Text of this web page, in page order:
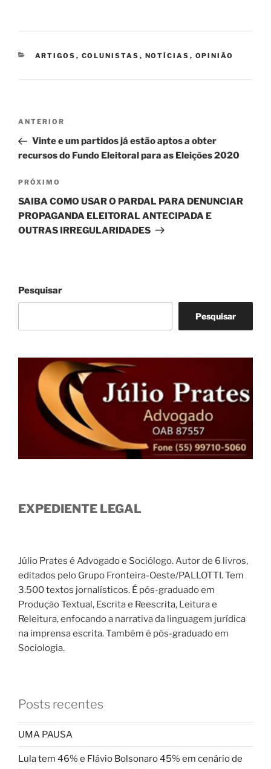
CATEGORIAS
ARTIGOS , COLUNISTAS , NOTÍCIAS , OPINIÃO
Navegação
Post
Post
anterior
ANTERIOR
Vinte e um partidos já estão aptos a obter
recursos do Fundo Eleitoral para as Eleições 2020
Próximo
post
PRÓXIMO
SAIBA COMO USAR O PARDAL PARA DENUNCIAR
PROPAGANDA ELEITORAL ANTECIPADA E
OUTRAS IRREGULARIDADES
Pesquisar
Pesquisar
EXPEDIENTE LEGAL
Júlio Prates é Advogado e Sociólogo. Autor de 6 livros,
editados pelo Grupo Fronteira-Oeste/PALLOTTI. Tem
3.500 textos jornalísticos. É pós-graduado em
Produção Textual, Escrita e Reescrita, Leitura e
Releitura, enfocando a narrativa da linguagem jurídica
na imprensa escrita. Também é pós-graduado em
Sociologia.
Posts recentes
UMA PAUSA
Lula tem 46% e Flávio Bolsonaro 45% em cenário de